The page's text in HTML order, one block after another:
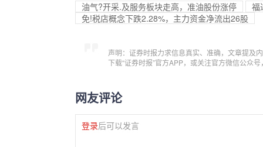
油气?开采.及服务板块走高，准油股份涨停
福
免!税店概念下跌2.28%，主力资金净流出26股
声明：证券时报力求信息真实、准确，文章提及
下载“证券时报”官方APP，或关注官方微信公众
网友评论
登录后可以发言